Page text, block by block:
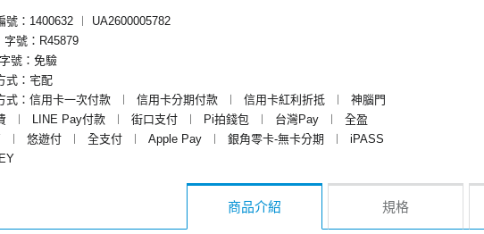
號：1400632 ︱
UA2600005782
字號：R45879
號：免驗
式：宅配
式：信用卡一次付款
︱ 信用卡分期付款 ︱ 信用卡紅利折抵 ︱
神腦門
︱ LINE Pay付款 ︱ 街口支付 ︱ Pi拍錢包 ︱ 台灣Pay ︱
全盈
︱ 悠遊付 ︱ 全支付 ︱ Apple Pay ︱ 銀角零卡-無卡分期 ︱
iPASS
商品介紹 規格